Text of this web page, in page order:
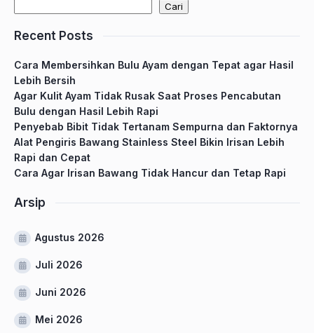
Cari
Recent Posts
Cara Membersihkan Bulu Ayam dengan Tepat agar Hasil
Lebih Bersih
Agar Kulit Ayam Tidak Rusak Saat Proses Pencabutan
Bulu dengan Hasil Lebih Rapi
Penyebab Bibit Tidak Tertanam Sempurna dan Faktornya
Alat Pengiris Bawang Stainless Steel Bikin Irisan Lebih
Rapi dan Cepat
Cara Agar Irisan Bawang Tidak Hancur dan Tetap Rapi
Arsip
Agustus 2026
Juli 2026
Juni 2026
Mei 2026